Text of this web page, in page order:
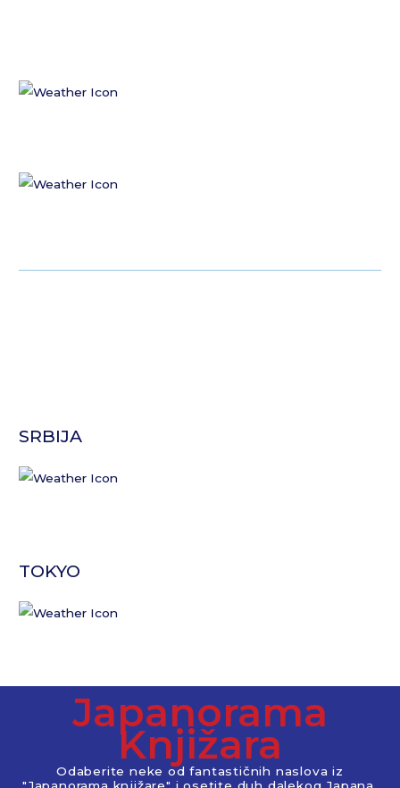
SRBIJA
TOKYO
Japanorama
Knjižara
Odaberite neke od fantastičnih naslova iz